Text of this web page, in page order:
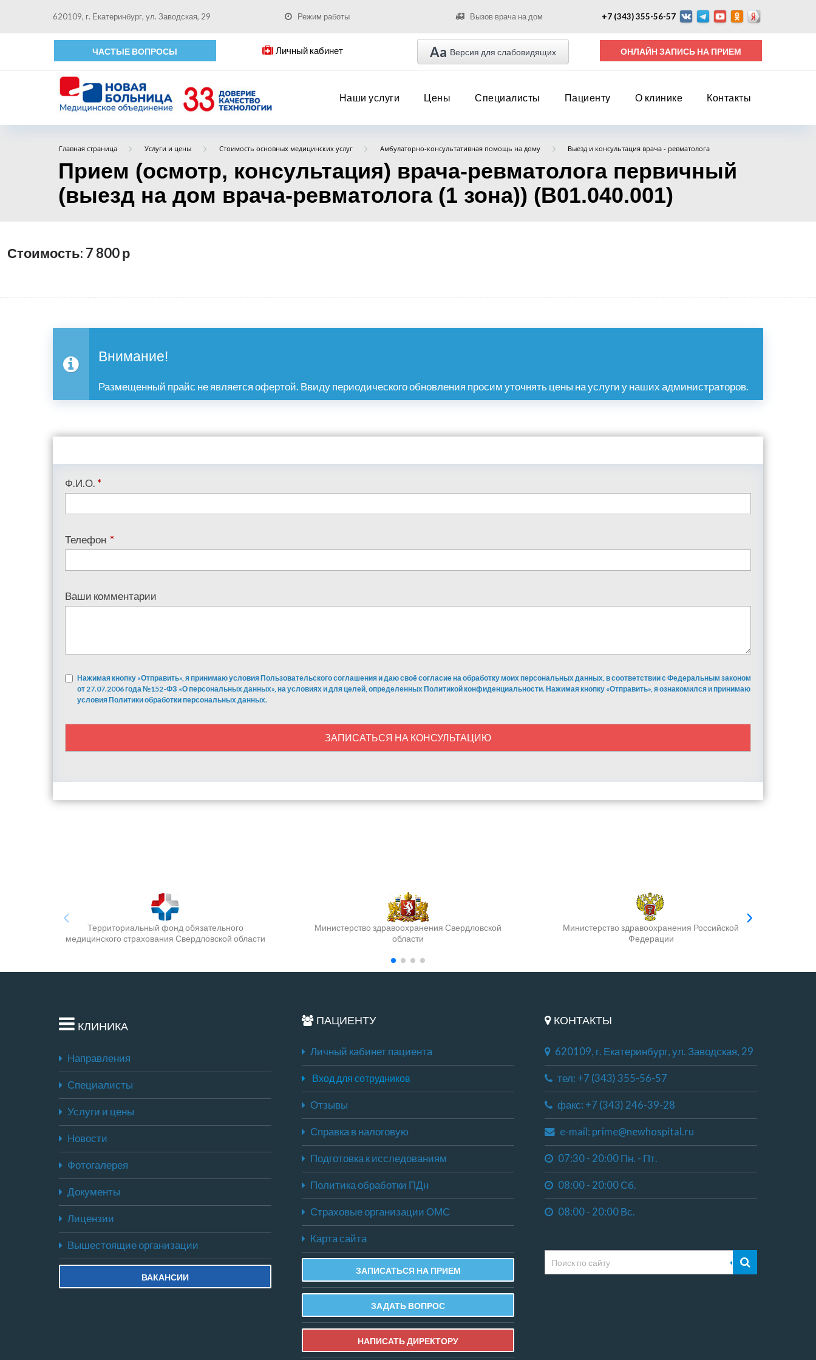
620109, г. Екатеринбург, ул. Заводская, 29 Режим работы Вызов врача на дом +7 (343) 355-56-57
ЧАСТЫЕ ВОПРОСЫ Личный кабинет Aa Версия для слабовидящих ОНЛАЙН ЗАПИСЬ НА ПРИЕМ
Наши услуги Цены Специалисты Пациенту О клинике Контакты
Главная страница Услуги и цены Стоимость основных медицинских услуг Амбулаторно-консультативная помощь на дому Выезд и консультация врача - ревматолога
Прием (осмотр, консультация) врача-ревматолога первичный
(выезд на дом врача-ревматолога (1 зона)) (B01.040.001)
Стоимость: 7 800р
Внимание!
Размещенный прайс не является офертой. Ввиду периодического обновления просим уточнять цены на услуги у наших администраторов.
Ф.И.О. *
Телефон *
Ваши комментарии
Нажимая кнопку «Отправить», я принимаю условия Пользовательского соглашения и даю своё согласие на обработку моих персональных данных, в соответствии с Федеральным законом
от 27.07.2006 года №152-ФЗ «О персональных данных», на условиях и для целей, определенных Политикой конфиденциальности. Нажимая кнопку «Отправить», я ознакомился и принимаю
условия Политики обработки персональных данных.
ЗАПИСАТЬСЯ НА КОНСУЛЬТАЦИЮ
Территориальный фонд обязательного
медицинского страхования Свердловской области
Министерство здравоохранения Свердловской
области
Министерство здравоохранения Российской
Федерации
КЛИНИКА
Направления
Специалисты
Услуги и цены
Новости
Фотогалерея
Документы
Лицензии
Вышестоящие организации
ВАКАНСИИ
ПАЦИЕНТУ
Личный кабинет пациента
Вход для сотрудников
Отзывы
Справка в налоговую
Подготовка к исследованиям
Политика обработки ПДн
Страховые организации ОМС
Карта сайта
ЗАПИСАТЬСЯ НА ПРИЕМ
ЗАДАТЬ ВОПРОС
НАПИСАТЬ ДИРЕКТОРУ
КОНТАКТЫ
620109, г. Екатеринбург, ул. Заводская, 29
тел: +7 (343) 355-56-57
факс: +7 (343) 246-39-28
e-mail: prime@newhospital.ru
07:30 - 20:00 Пн. - Пт.
08:00 - 20:00 Сб.
08:00 - 20:00 Вс.